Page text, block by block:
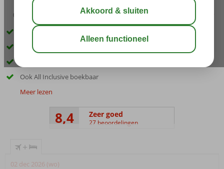
03:00 aug 31°C
Direct aan het strand!
Uitgebreide faciliteiten voor jong en oud
Ook All Inclusive boekbaar
Meer lezen
8,4 Zeer goed
27 beoordelingen
+
02 dec 2026 (wo)